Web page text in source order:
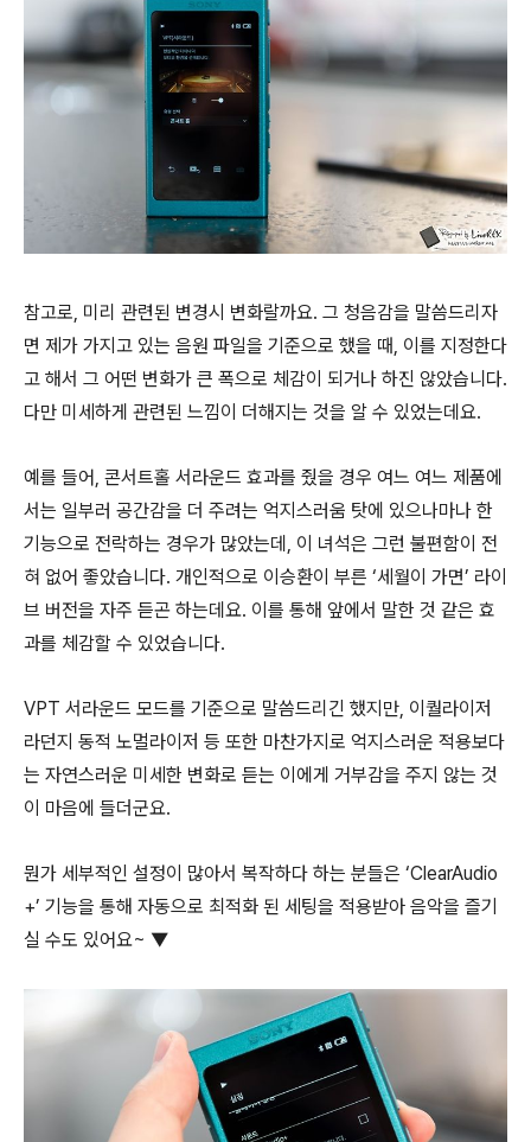
참고로, 미리 관련된 변경시 변화랄까요. 그 청음감을 말씀드리자
면 제가 가지고 있는 음원 파일을 기준으로 했을 때, 이를 지정한다
고 해서 그 어떤 변화가 큰 폭으로 체감이 되거나 하진 않았습니다.
다만 미세하게 관련된 느낌이 더해지는 것을 알 수 있었는데요.
예를 들어, 콘서트홀 서라운드 효과를 줬을 경우 여느 여느 제품에
서는 일부러 공간감을 더 주려는 억지스러움 탓에 있으나마나 한
기능으로 전락하는 경우가 많았는데, 이 녀석은 그런 불편함이 전
혀 없어 좋았습니다. 개인적으로 이승환이 부른 ‘세월이 가면’ 라이
브 버전을 자주 듣곤 하는데요. 이를 통해 앞에서 말한 것 같은 효
과를 체감할 수 있었습니다.
VPT 서라운드 모드를 기준으로 말씀드리긴 했지만, 이퀄라이저
라던지 동적 노멀라이저 등 또한 마찬가지로 억지스러운 적용보다
는 자연스러운 미세한 변화로 듣는 이에게 거부감을 주지 않는 것
이 마음에 들더군요.
뭔가 세부적인 설정이 많아서 복작하다 하는 분들은 ‘ClearAudio
+’ 기능을 통해 자동으로 최적화 된 세팅을 적용받아 음악을 즐기
실 수도 있어요~ ▼